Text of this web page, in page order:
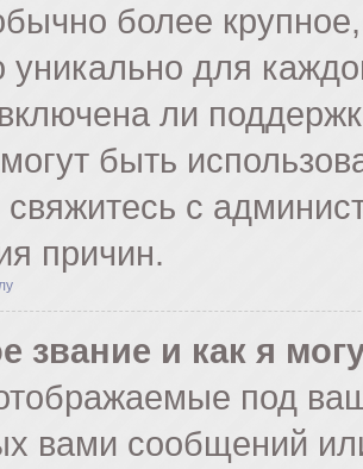
более
для
ли
быть
свяжитесь с
причин.
звание и как я
под
вами сообщений